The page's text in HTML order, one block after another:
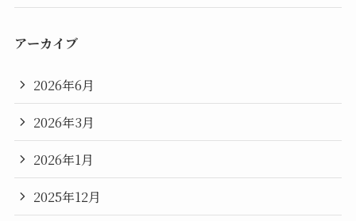
アーカイブ
2026年6月
2026年3月
2026年1月
2025年12月